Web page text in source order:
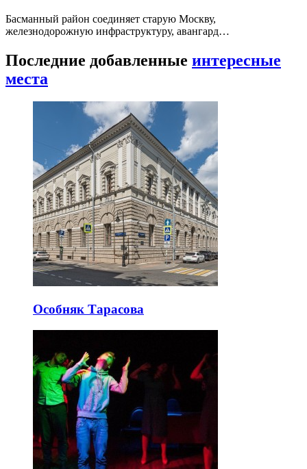
Басманный район соединяет старую Москву,
железнодорожную инфраструктуру, авангард…
Последние добавленные интересные
места
Особняк Тарасова